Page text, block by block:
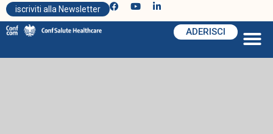
iscriviti alla Newsletter
ADERISCI